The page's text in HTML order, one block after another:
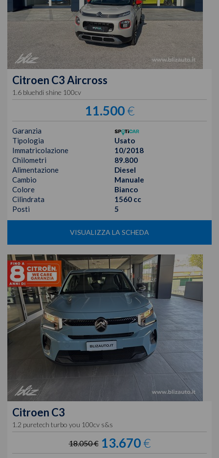
Citroen C3 Aircross
1.6 bluehdi shine 100cv
11.500€
Garanzia
Tipologia
Usato
Immatricolazione
10/2018
Chilometri
89.800
Alimentazione
Diesel
Cambio
Manuale
Colore
Bianco
Cilindrata
1560 cc
Posti
5
VISUALIZZA LA SCHEDA
Citroen C3
1.2 puretech turbo you 100cv s&s
18.050 € 13.670€